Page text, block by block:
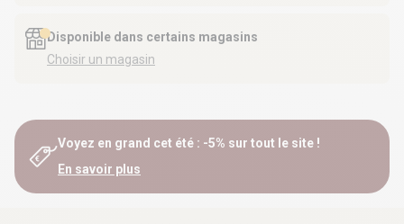
Disponible dans certains magasins
Choisir un magasin
Voyez en grand cet été : -5% sur tout le site !
En savoir plus